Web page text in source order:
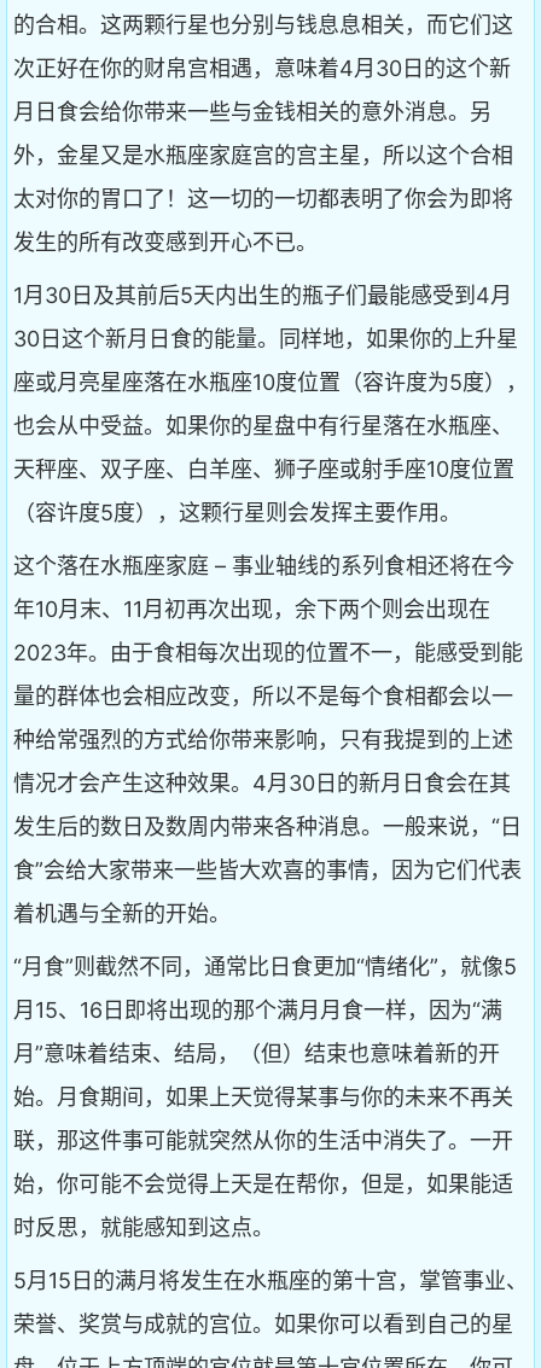
的合相。这两颗行星也分别与钱息息相关，而它们这
次正好在你的财帛宫相遇，意味着4月30日的这个新
月日食会给你带来一些与金钱相关的意外消息。另
外，金星又是水瓶座家庭宫的宫主星，所以这个合相
太对你的胃口了！这一切的一切都表明了你会为即将
发生的所有改变感到开心不已。
1月30日及其前后5天内出生的瓶子们最能感受到4月
30日这个新月日食的能量。同样地，如果你的上升星
座或月亮星座落在水瓶座10度位置（容许度为5度），
也会从中受益。如果你的星盘中有行星落在水瓶座、
天秤座、双子座、白羊座、狮子座或射手座10度位置
（容许度5度），这颗行星则会发挥主要作用。
这个落在水瓶座家庭 – 事业轴线的系列食相还将在今
年10月末、11月初再次出现，余下两个则会出现在
2023年。由于食相每次出现的位置不一，能感受到能
量的群体也会相应改变，所以不是每个食相都会以一
种给常强烈的方式给你带来影响，只有我提到的上述
情况才会产生这种效果。4月30日的新月日食会在其
发生后的数日及数周内带来各种消息。一般来说，“日
食”会给大家带来一些皆大欢喜的事情，因为它们代表
着机遇与全新的开始。
“月食”则截然不同，通常比日食更加“情绪化”，就像5
月15、16日即将出现的那个满月月食一样，因为“满
月”意味着结束、结局，（但）结束也意味着新的开
始。月食期间，如果上天觉得某事与你的未来不再关
联，那这件事可能就突然从你的生活中消失了。一开
始，你可能不会觉得上天是在帮你，但是，如果能适
时反思，就能感知到这点。
5月15日的满月将发生在水瓶座的第十宫，掌管事业、
荣誉、奖赏与成就的宫位。如果你可以看到自己的星